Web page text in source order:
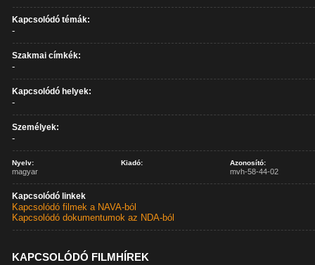
Kapcsolódó témák:
-
Szakmai címkék:
-
Kapcsolódó helyek:
-
Személyek:
-
Nyelv:
magyar
Kiadó: Azonosító:
mvh-58-44-02
Kapcsolódó linkek
Kapcsolódó filmek a NAVA-ból
Kapcsolódó dokumentumok az NDA-ból
KAPCSOLÓDÓ FILMHÍREK